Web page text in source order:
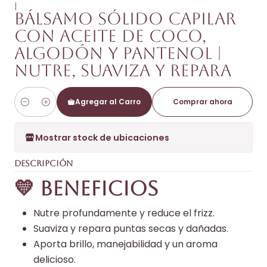
|
Bálsamo Sólido Capilar
con Aceite de Coco,
Algodón y Pantenol |
Nutre, suaviza y repara
Cantidad
Agregar al Carro Comprar ahora
Mostrar stock de ubicaciones
DESCRIPCIÓN
💛 Beneficios
Nutre profundamente y reduce el frizz.
Suaviza y repara puntas secas y dañadas.
Aporta brillo, manejabilidad y un aroma
delicioso.